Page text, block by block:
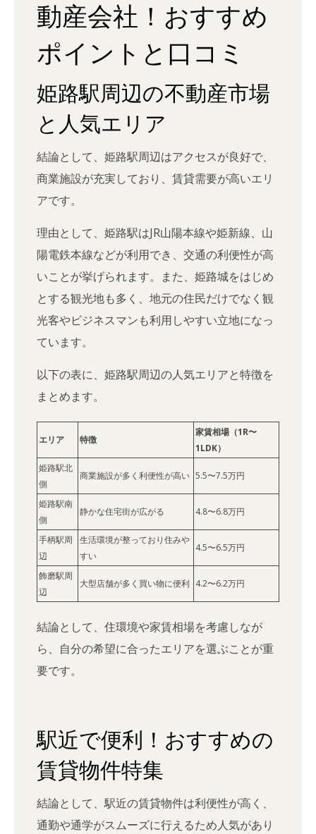
動産会社！おすすめ
ポイントと口コミ
姫路駅周辺の不動産市場
と人気エリア
結論として、姫路駅周辺はアクセスが良好で、
商業施設が充実しており、賃貸需要が高いエリ
アです。
理由として、姫路駅はJR山陽本線や姫新線、山
陽電鉄本線などが利用でき、交通の利便性が高
いことが挙げられます。また、姫路城をはじめ
とする観光地も多く、地元の住民だけでなく観
光客やビジネスマンも利用しやすい立地になっ
ています。
以下の表に、姫路駅周辺の人気エリアと特徴を
まとめます。
エリア 特徴
家賃相場（1R〜
1LDK）
姫路駅北
側
商業施設が多く利便性が高い 5.5〜7.5万円
姫路駅南
側
静かな住宅街が広がる 4.8〜6.8万円
手柄駅周
辺
生活環境が整っており住みや
すい
4.5〜6.5万円
飾磨駅周
辺
大型店舗が多く買い物に便利 4.2〜6.2万円
結論として、住環境や家賃相場を考慮しなが
ら、自分の希望に合ったエリアを選ぶことが重
要です。
駅近で便利！おすすめの
賃貸物件特集
結論として、駅近の賃貸物件は利便性が高く、
通勤や通学がスムーズに行えるため人気があり